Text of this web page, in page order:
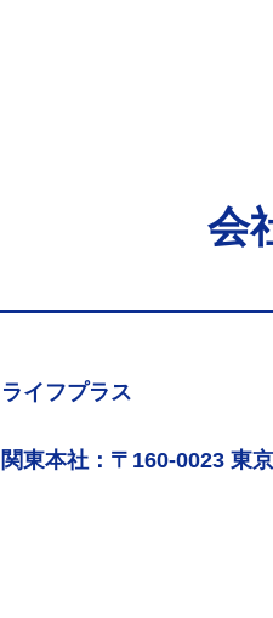
会
ライフプラス
関東本社：〒160-0023 東